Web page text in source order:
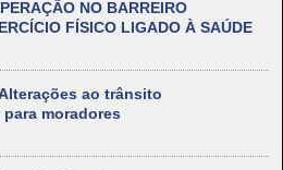
NO BARREIRO
FÍSICO LIGADO À SAÚDE
ao trânsito
moradores